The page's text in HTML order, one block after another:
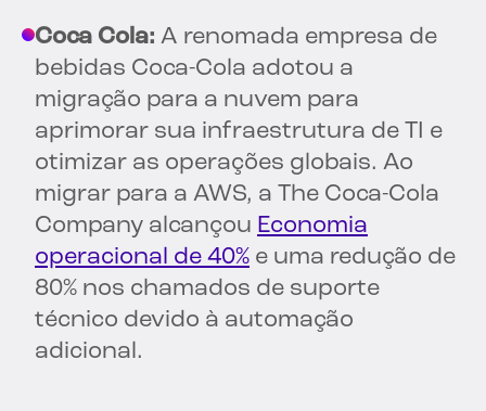
Coca Cola: A renomada empresa de
bebidas Coca-Cola adotou a
migração para a nuvem para
aprimorar sua infraestrutura de TI e
otimizar as operações globais. Ao
migrar para a AWS, a The Coca-Cola
Company alcançou Economia
operacional de 40% e uma redução de
80% nos chamados de suporte
técnico devido à automação
adicional.